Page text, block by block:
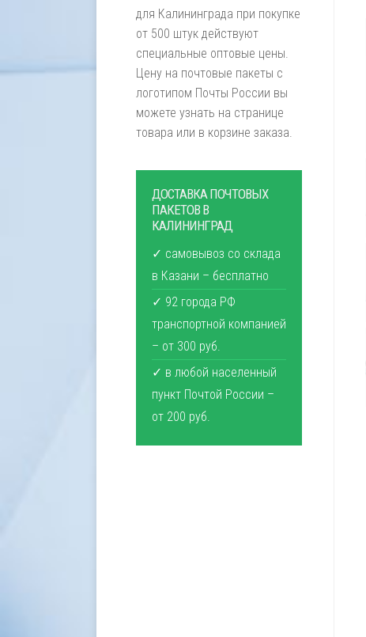
для Калининграда при покупке
от 500 штук действуют
специальные оптовые цены.
Цену на почтовые пакеты с
логотипом Почты России вы
можете узнать на странице
товара или в корзине заказа.
ДОСТАВКА ПОЧТОВЫХ
ПАКЕТОВ В
КАЛИНИНГРАД
✓ самовывоз со склада
в Казани – бесплатно
✓ 92 города РФ
транспортной компанией
– от 300 руб.
✓ в любой населенный
пункт Почтой России –
от 200 руб.